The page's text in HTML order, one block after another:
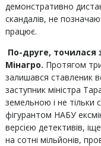
демонстративно
скандалів, не
працює.
По-друге, точилася
Мінагро. Протягом
залишався ставленик
заступник міністра
земельною і не тільки
фігурантом НАБУ
версією детективів,
на сотні мільйонів,